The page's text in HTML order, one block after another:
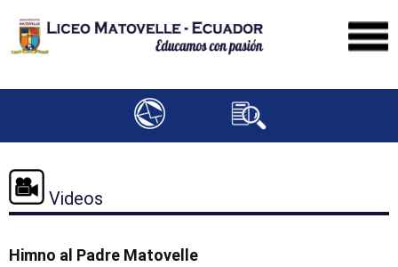
Videos
Himno al Padre Matovelle